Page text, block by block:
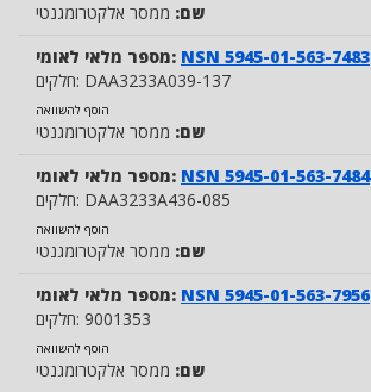
שם: ממסר אלקטרומגנטי
מספר מלאי לאומי: NSN 5945-01-563-7483
חלקים: DAA3233A039-137
הוסף להשוואה
שם: ממסר אלקטרומגנטי
מספר מלאי לאומי: NSN 5945-01-563-7484
חלקים: DAA3233A436-085
הוסף להשוואה
שם: ממסר אלקטרומגנטי
מספר מלאי לאומי: NSN 5945-01-563-7956
חלקים: 9001353
הוסף להשוואה
שם: ממסר אלקטרומגנטי